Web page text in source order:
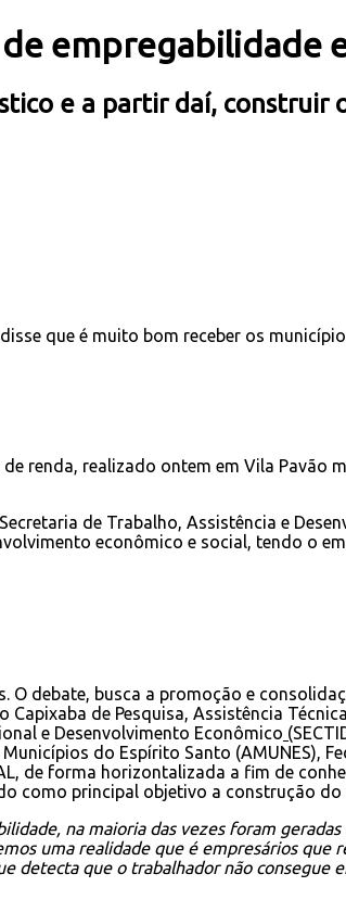
empregabilidade
e a partir daí, construir
que é muito bom receber os
renda, realizado ontem em Vila Pavão
de Trabalho, Assistência e
econômico e social, tendo o
O debate, busca a promoção e
de Pesquisa, Assistência
e Desenvolvimento Econômico (
do Espírito Santo (AMUNES),
de forma horizontalizada a fim de
como principal objetivo a construção
na maioria das vezes foram
uma realidade que é empresários que
detecta que o trabalhador não consegue